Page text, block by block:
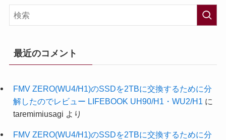
最近のコメント
FMV ZERO(WU4/H1)のSSDを2TBに交換するために分
解したのでレビュー LIFEBOOK UH90/H1・WU2/H1 に
taremimiusagi より
FMV ZERO(WU4/H1)のSSDを2TBに交換するために分